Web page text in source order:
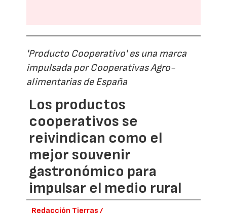
'Producto Cooperativo' es una marca
impulsada por Cooperativas Agro-
alimentarias de España
Los productos
cooperativos se
reivindican como el
mejor souvenir
gastronómico para
impulsar el medio rural
Redacción Tierras /